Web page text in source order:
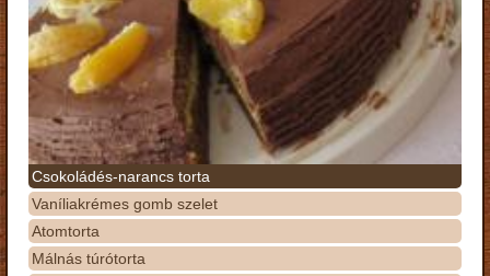
Csokoládés-narancs torta
Vaníliakrémes gomb szelet
Atomtorta
Málnás túrótorta